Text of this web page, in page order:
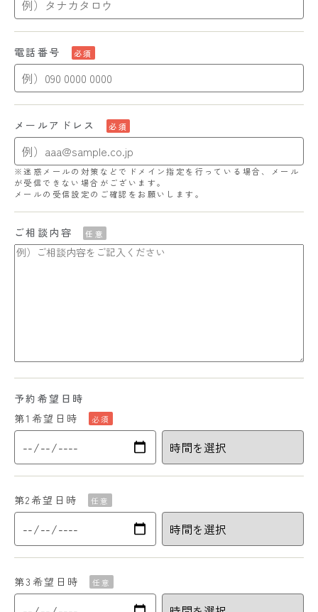
電話番号 必須
メールアドレス 必須
※迷惑メールの対策などでドメイン指定を行っている場合、メール
が受信できない場合がございます。
メールの受信設定のご確認をお願いします。
ご相談内容 任意
予約希望日時
第1希望日時
必須
第2希望日時 任意
第3希望日時 任意